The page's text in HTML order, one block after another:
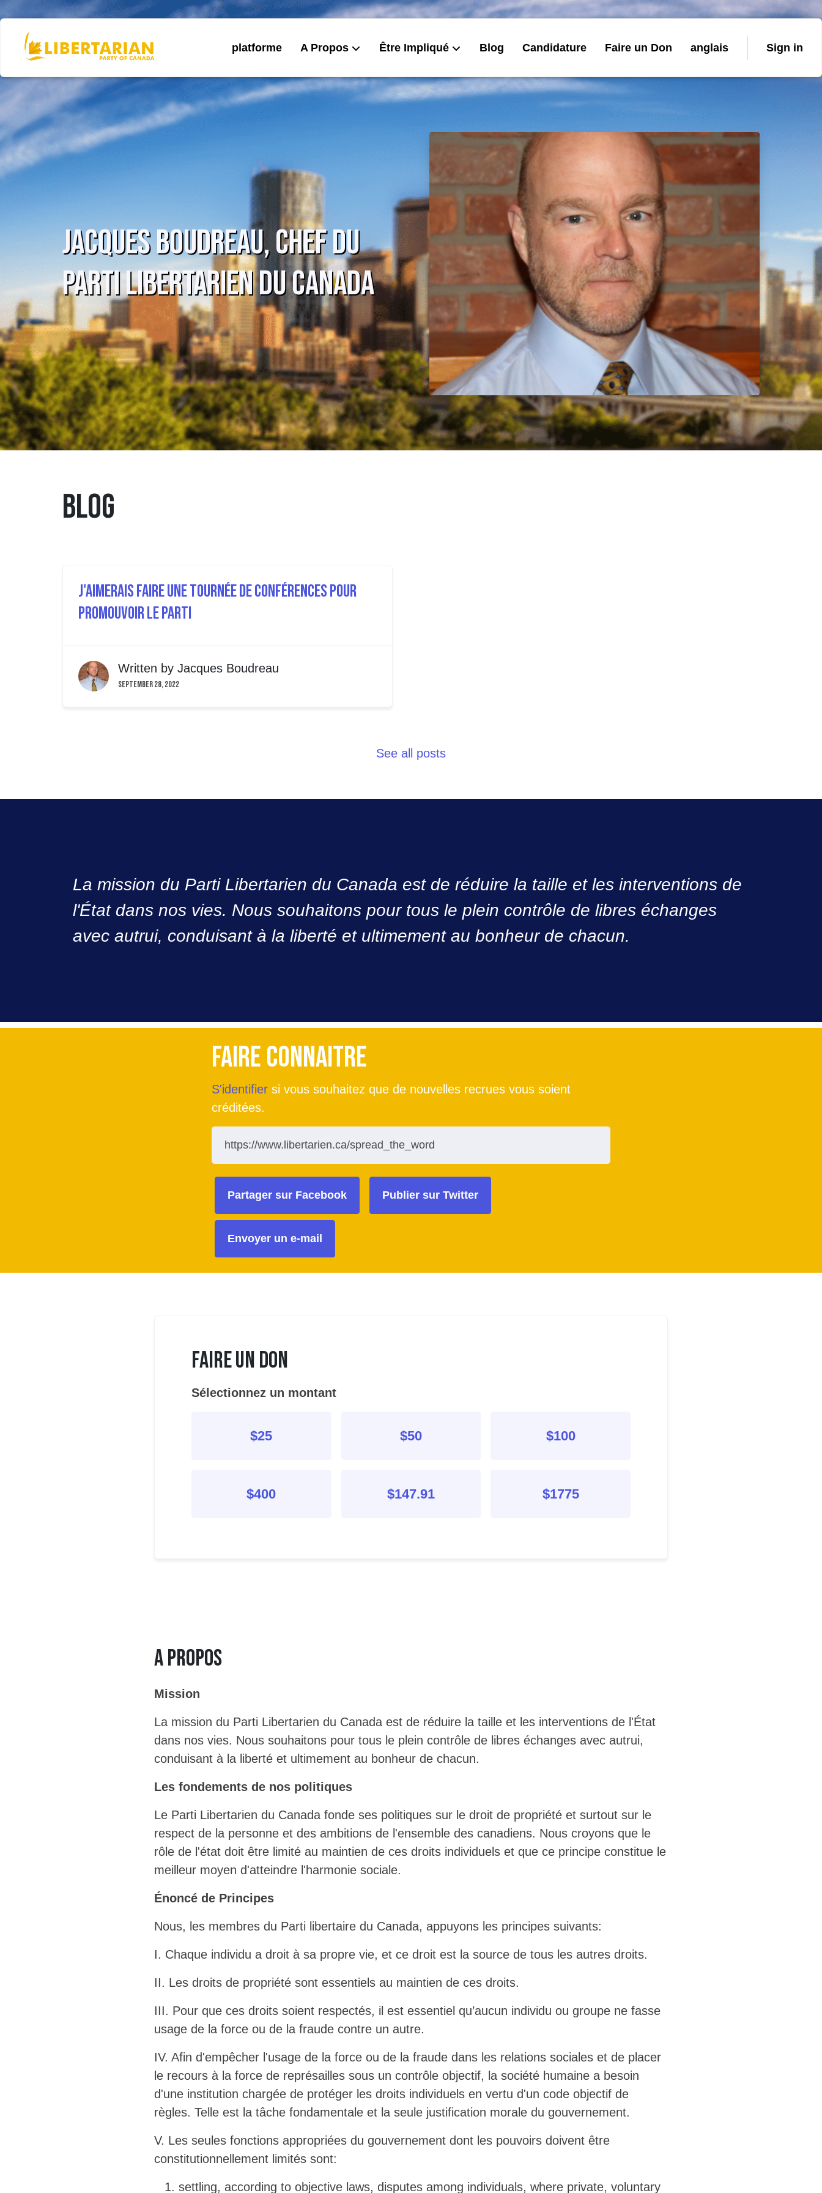
platforme A Propos Être Impliqué Blog Candidature Faire un Don anglais Sign in
Jacques Boudreau, Chef du
Parti Libertarien du Canada
Blog
J'aimerais faire une tournée de conférences pour
promouvoir le parti
Written by Jacques Boudreau
September 28, 2022
See all posts
La mission du Parti Libertarien du Canada est de réduire la taille et les interventions de
l'État dans nos vies. Nous souhaitons pour tous le plein contrôle de libres échanges
avec autrui, conduisant à la liberté et ultimement au bonheur de chacun.
Faire connaitre
S'identifier si vous souhaitez que de nouvelles recrues vous soient
créditées.
Partager sur Facebook Publier sur Twitter
Envoyer un e-mail
Faire un Don
Sélectionnez un montant
$25 $50 $100
$400 $147.91 $1775
A Propos
Mission
La mission du Parti Libertarien du Canada est de réduire la taille et les interventions de l'État
dans nos vies. Nous souhaitons pour tous le plein contrôle de libres échanges avec autrui,
conduisant à la liberté et ultimement au bonheur de chacun.
Les fondements de nos politiques
Le Parti Libertarien du Canada fonde ses politiques sur le droit de propriété et surtout sur le
respect de la personne et des ambitions de l'ensemble des canadiens. Nous croyons que le
rôle de l'état doit être limité au maintien de ces droits individuels et que ce principe constitue le
meilleur moyen d'atteindre l'harmonie sociale.
Énoncé de Principes
Nous, les membres du Parti libertaire du Canada, appuyons les principes suivants:
I. Chaque individu a droit à sa propre vie, et ce droit est la source de tous les autres droits.
II. Les droits de propriété sont essentiels au maintien de ces droits.
III. Pour que ces droits soient respectés, il est essentiel qu’aucun individu ou groupe ne fasse
usage de la force ou de la fraude contre un autre.
IV. Afin d'empêcher l'usage de la force ou de la fraude dans les relations sociales et de placer
le recours à la force de représailles sous un contrôle objectif, la société humaine a besoin
d'une institution chargée de protéger les droits individuels en vertu d'un code objectif de
règles. Telle est la tâche fondamentale et la seule justification morale du gouvernement.
V. Les seules fonctions appropriées du gouvernement dont les pouvoirs doivent être
constitutionnellement limités sont:
settling, according to objective laws, disputes among individuals, where private, voluntary